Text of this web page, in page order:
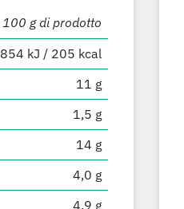
100 g di prodotto
854 kJ / 205 kcal
11 g
1,5 g
14 g
4,0 g
4,9 g